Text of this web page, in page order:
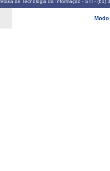
de Tecnologia da Informação - STI -
Modo